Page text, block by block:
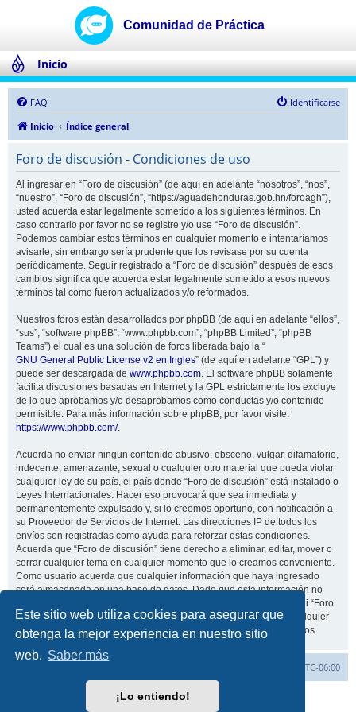
Este sitio web utiliza cookies para asegurar que
obtenga la mejor experiencia en nuestro sitio
web. Saber más
¡Lo entiendo!
Inicio
FAQ
Identificarse
Inicio
Índice general
Foro de discusión - Condiciones de uso
Al ingresar en “Foro de discusión” (de aquí en adelante “nosotros”, “nos”,
“nuestro”, “Foro de discusión”, “https://aguadehonduras.gob.hn/foroagh”),
usted acuerda estar legalmente sometido a los siguientes términos. En
caso contrario por favor no se registre y/o use “Foro de discusión”.
Podemos cambiar estos términos en cualquier momento e intentaríamos
avisarle, sin embargo sería prudente que los revisase por su cuenta
periódicamente. Seguir registrado a “Foro de discusión” después de esos
cambios significa que acuerda estar legalmente sometido a esos nuevos
términos tal como fueron actualizados y/o reformados.
Nuestros foros están desarrollados por phpBB (de aquí en adelante “ellos”,
“sus”, “software phpBB”, “www.phpbb.com”, “phpBB Limited”, “phpBB
Teams”) el cual es una solución de foros liberada bajo la “
GNU General Public License v2 en Ingles” (de aquí en adelante “GPL”) y
puede ser descargada de www.phpbb.com. El software phpBB solamente
facilita discusiones basadas en Internet y la GPL estrictamente los excluye
de lo que aprobamos y/o desaprobamos como conductas y/o contenido
permisible. Para más información sobre phpBB, por favor visite:
https://www.phpbb.com/.
Acuerda no enviar ningun contenido abusivo, obsceno, vulgar, difamatorio,
indecente, amenazante, sexual o cualquier otro material que pueda violar
cualquier ley de su país, el país donde “Foro de discusión” está instalado o
Leyes Internacionales. Hacer eso provocará que sea inmediata y
permanentemente expulsado y, si lo creemos oportuno, con notificación a
su Proveedor de Servicios de Internet. Las direcciones IP de todos los
envíos son registradas como ayuda para reforzar estas condiciones.
Acuerda que “Foro de discusión” tiene derecho a eliminar, editar, mover o
cerrar cualquier tema en cualquier momento que lo creamos conveniente.
Como usuario acuerda que cualquier información que haya ingresado
será almacenada en una base de datos. Dado que esta información no
será compartida con ninguna tercera parte sin su consentimiento, ni “Foro
de discusión” ni phpBB podrán considerarse responsables por cualquier
intento de hacking que conlleve a que los datos sean comprometidos.
UTC-06:00
Desarrollado porphpBB® Forum Software © phpBB Limited